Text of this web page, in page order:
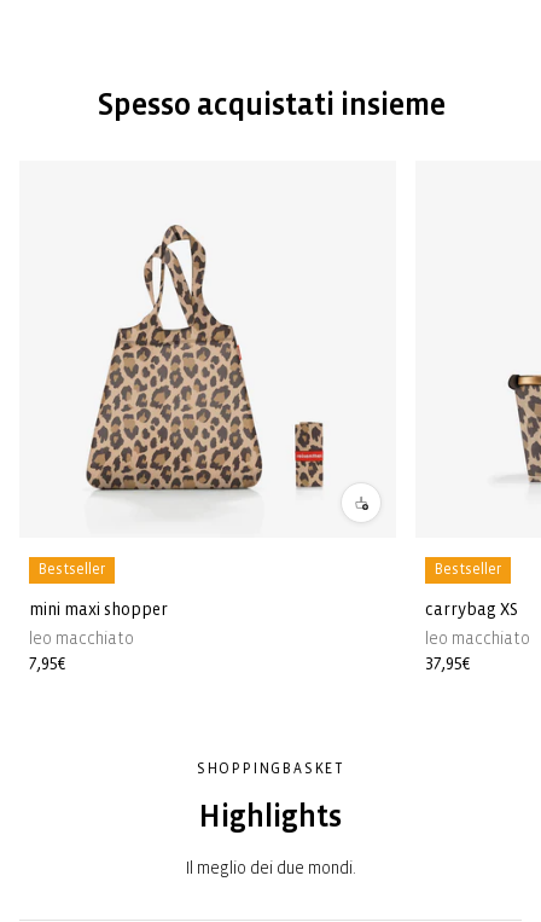
Spesso acquistati insieme
Bestseller
mini maxi shopper
leo macchiato
Prezzo
7,95€
Bestseller
carrybag XS
leo macchiato
Prezzo
37,95€
SHOPPINGBASKET
Highlights
Il meglio dei due mondi.